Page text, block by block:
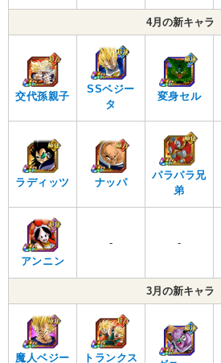
4月の新キャラ
交代孫親子
SSベジー
タ
変身セル
ラディッツ ナッパ
パラパラ兄
弟
アンニン
- -
3月の新キャラ
魔人ベジー
トランクス